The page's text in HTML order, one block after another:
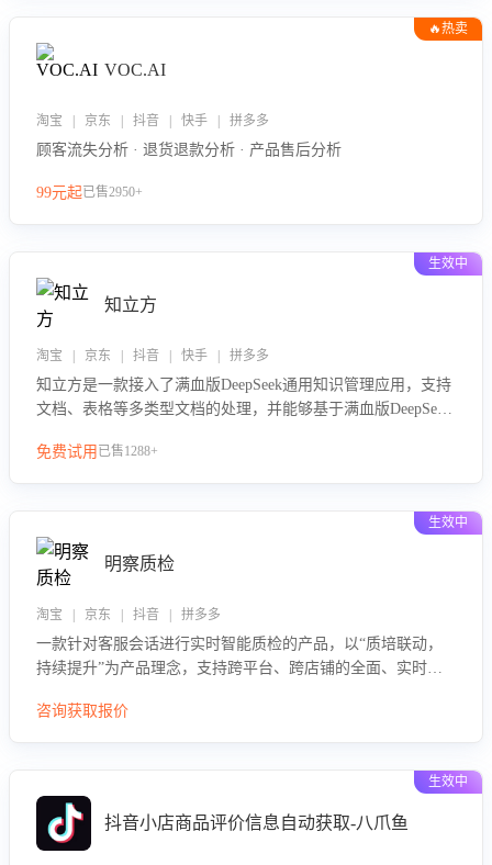
🔥热卖
VOC.AI
淘宝 | 京东 | 抖音 | 快手 | 拼多多
顾客流失分析 · 退货退款分析 · 产品售后分析
99元起已售2950+
生效中
知立方
淘宝 | 京东 | 抖音 | 快手 | 拼多多
知立方是一款接入了满血版DeepSeek通用知识管理应用，支持
文档、表格等多类型文档的处理，并能够基于满血版DeepSeek
助用户高效管理和利用知识资源。通过该产品，用户可以轻松
免费试用 已售1288+
生效中
明察质检
淘宝 | 京东 | 抖音 | 拼多多
一款针对客服会话进行实时智能质检的产品，以“质培联动，
持续提升”为产品理念，支持跨平台、跨店铺的全面、实时、
队的销服能力。
咨询获取报价
生效中
抖音小店商品评价信息自动获取-八爪鱼